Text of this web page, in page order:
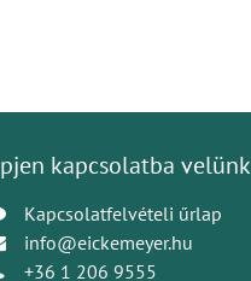
kapcsolatba velünk
Kapcsolatfelvételi űrlap
info@eickemeyer.hu
+36 1 206 9555